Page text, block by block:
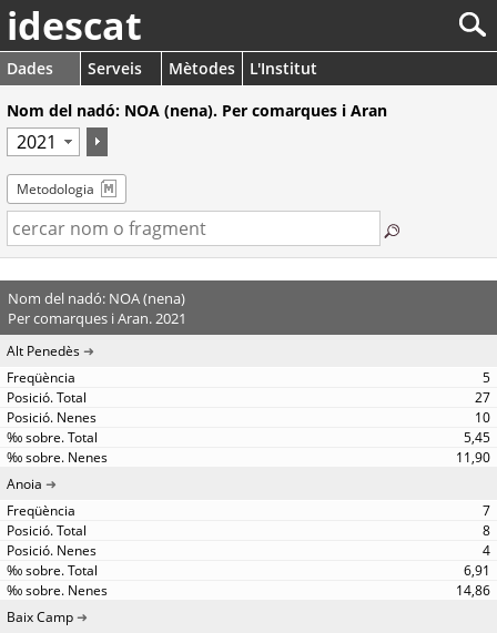
idescat
Dades Serveis Mètodes
L'Institut
Nom del nadó: NOA (nena). Per comarques i Aran
Metodologia
Nom del nadó: NOA (nena)
Per comarques i Aran. 2021
Alt Penedès
5
27
10
5,45
11,90
Anoia
7
8
4
6,91
14,86
Baix Camp